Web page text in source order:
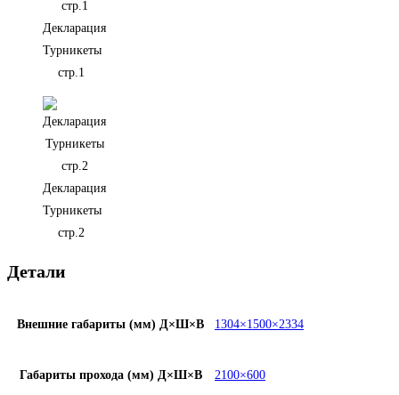
Декларация
Турникеты
стр.1
Декларация
Турникеты
стр.2
Детали
Внешние габариты (мм) Д×Ш×В 1304×1500×2334
Габариты прохода (мм) Д×Ш×В 2100×600